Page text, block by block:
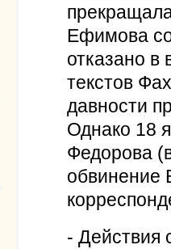
Ефимова
отказано в
текстов
давности
Однако 18
Федорова
обвинение
- Действия